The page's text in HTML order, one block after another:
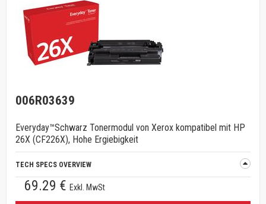
006R03639
Everyday™Schwarz Tonermodul von Xerox kompatibel mit HP
26X (CF226X), Hohe Ergiebigkeit
TECH SPECS OVERVIEW
69.29 € Exkl. MwSt